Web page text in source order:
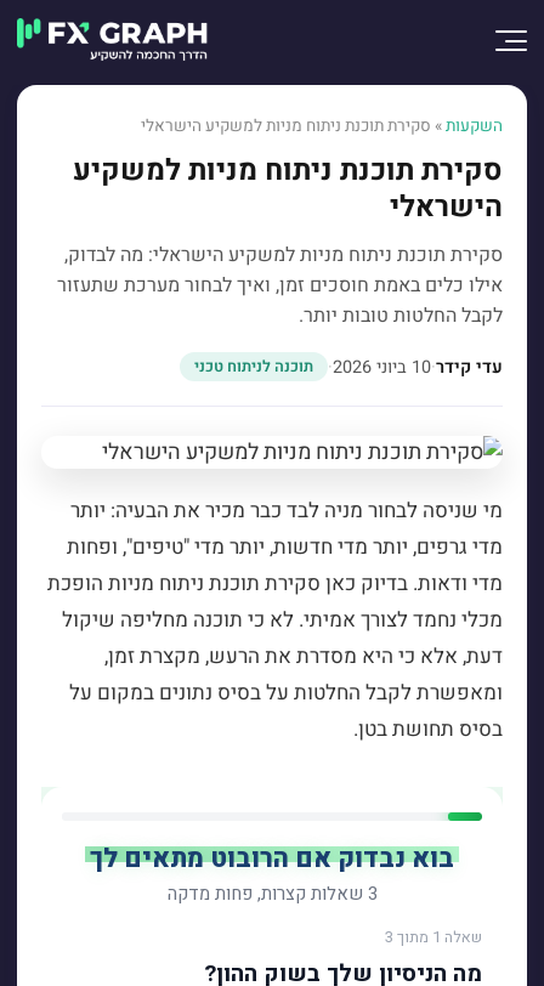
השקעות» סקירת תוכנת ניתוח מניות למשקיע הישראלי
סקירת תוכנת ניתוח מניות למשקיע
הישראלי
סקירת תוכנת ניתוח מניות למשקיע הישראלי: מה לבדוק,
אילו כלים באמת חוסכים זמן, ואיך לבחור מערכת שתעזור
לקבל החלטות טובות יותר.
עדי קידר·10 ביוני 2026 · תוכנה לניתוח טכני
מי שניסה לבחור מניה לבד כבר מכיר את הבעיה: יותר
מדי גרפים, יותר מדי חדשות, יותר מדי "טיפים", ופחות
מדי ודאות. בדיוק כאן סקירת תוכנת ניתוח מניות הופכת
מכלי נחמד לצורך אמיתי. לא כי תוכנה מחליפה שיקול
דעת, אלא כי היא מסדרת את הרעש, מקצרת זמן,
ומאפשרת לקבל החלטות על בסיס נתונים במקום על
בסיס תחושת בטן.